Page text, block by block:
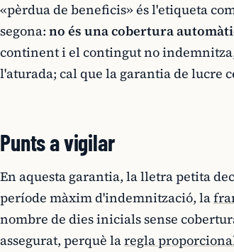
«pèrdua de beneficis» és l'etiqueta
segona: no és una cobertura
continent i el contingut no
l'aturada; cal que la garantia de lucre
Punts a vigilar
En aquesta garantia, la lletra petita
període màxim d'indemnització, la
nombre de dies inicials sense
assegurat, perquè laregla